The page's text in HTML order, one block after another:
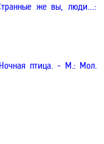
же вы, люди…:
птица. - М.: Мол.